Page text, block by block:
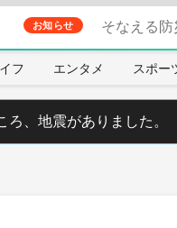
お知らせ そなえる防
フ エンタメ スポー
、地震がありました。